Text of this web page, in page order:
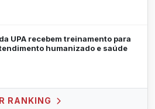
UPA recebem treinamento para
humanizado e saúde
RANKING